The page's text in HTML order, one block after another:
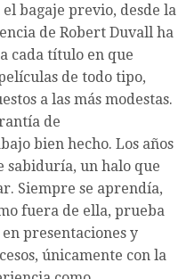
bagaje previo, desde la
de Robert Duvall ha
cada título en que
de todo tipo,
a las más modestas.
de
bien hecho. Los años
sabiduría, un halo que
Siempre se aprendía,
fuera de ella, prueba
presentaciones y
únicamente con la